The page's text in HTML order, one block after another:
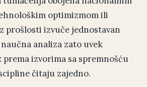
optimizmom ili
prošlosti izvuče jednostavan
analiza zato uvek
izvorima sa spremnošću
čitaju zajedno.